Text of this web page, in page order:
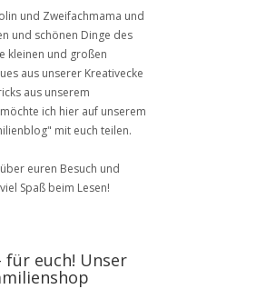
und Zweifachmama und
und schönen Dinge des
kleinen und großen
aus unserer Kreativecke
aus unserem
ich hier auf unserem
mit euch teilen.
euren Besuch und
Spaß beim Lesen!
für euch! Unser